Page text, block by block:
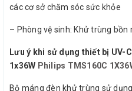
các cơ sở chăm sóc sức khỏe
– Phòng vệ sinh: Khử trùng
Lưu ý khi sử dụng thiết bị UV-
1x36W Philips TMS160C
Bộ máng đèn khử trùng sử